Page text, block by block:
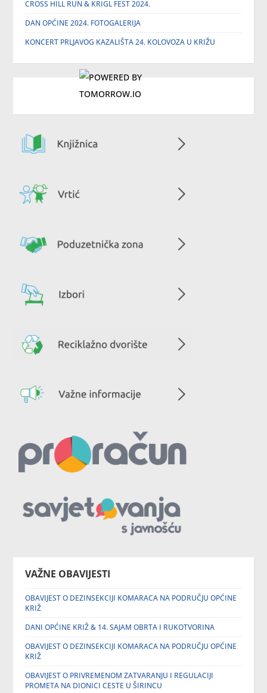
CROSS HILL RUN & KRIGL FEST 2024.
DAN OPĆINE 2024. FOTOGALERIJA
KONCERT PRLJAVOG KAZALIŠTA 24. KOLOVOZA U KRIŽU
VAŽNE OBAVIJESTI
OBAVIJEST O DEZINSEKCIJI KOMARACA NA PODRUČJU OPĆINE
KRIŽ
DANI OPĆINE KRIŽ & 14. SAJAM OBRTA I RUKOTVORINA
OBAVIJEST O DEZINSEKCIJI KOMARACA NA PODRUČJU OPĆINE
KRIŽ
OBAVIJEST O PRIVREMENOM ZATVARANJU I REGULACIJI
PROMETA NA DIONICI CESTE U ŠIRINCU